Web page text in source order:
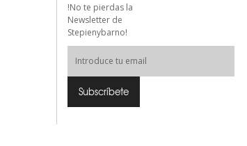
!No te pierdas la
Newsletter de
Stepienybarno!